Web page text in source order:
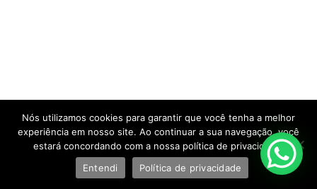
Nós utilizamos cookies para garantir que você tenha a melhor
experiência em nosso site. Ao continuar a sua navegação, você
estará concordando com a nossa política de privacidade.
Entendi
Política de privacidade